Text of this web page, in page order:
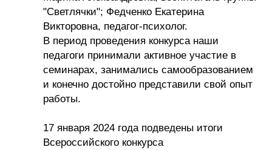
"Светлячки"; Федченко Екатерина
Викторовна, педагог-психолог.
В период проведения конкурса наши
педагоги принимали активное участие в
семинарах, занимались самообразованием
и конечно достойно представили свой опыт
работы.
17 января 2024 года подведены итоги
Всероссийского конкурса